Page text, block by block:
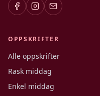
OPPSKRIFTER
Alle oppskrifter
Rask middag
Enkel middag